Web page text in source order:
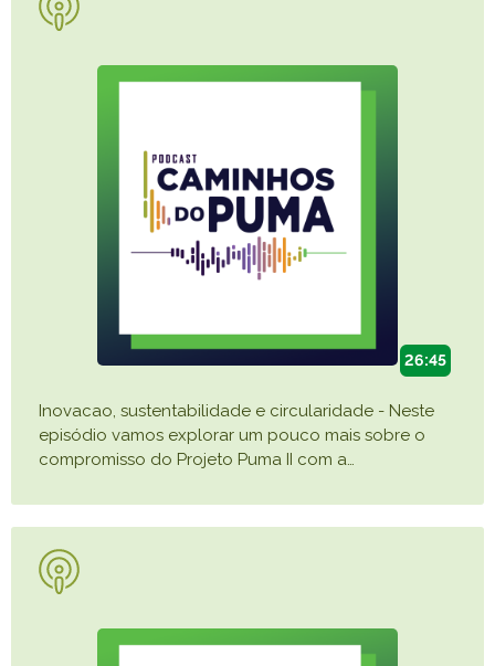
26:45
Inovacao, sustentabilidade e circularidade - Neste
episódio vamos explorar um pouco mais sobre o
compromisso do Projeto Puma II com a…